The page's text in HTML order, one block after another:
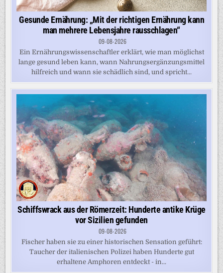
Gesunde Ernährung: „Mit der richtigen Ernährung kann
man mehrere Lebensjahre rausschlagen“
09-08-2026
Ein Ernährungswissenschaftler erklärt, wie man möglichst
lange gesund leben kann, wann Nahrungsergänzungsmittel
hilfreich und wann sie schädlich sind, und spricht...
Schiffswrack aus der Römerzeit: Hunderte antike Krüge
vor Sizilien gefunden
09-08-2026
Fischer haben sie zu einer historischen Sensation geführt:
Taucher der italienischen Polizei haben Hunderte gut
erhaltene Amphoren entdeckt - in...